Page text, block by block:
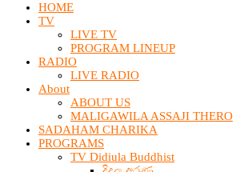
HOME
TV
LIVE TV
PROGRAM LINEUP
RADIO
LIVE RADIO
About
ABOUT US
MALIGAWILA ASSAJI THERO
SADAHAM CHARIKA
PROGRAMS
TV Didiula Buddhist